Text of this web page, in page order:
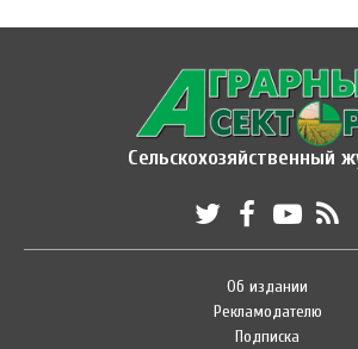
Сельскохозяйственный
Об издании
Рекламодателю
Подписка